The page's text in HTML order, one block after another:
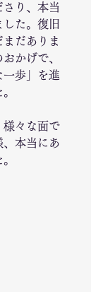
さり、本当
た。復旧
だありま
かげで、
一歩」を進
様々な面で
、本当にあ